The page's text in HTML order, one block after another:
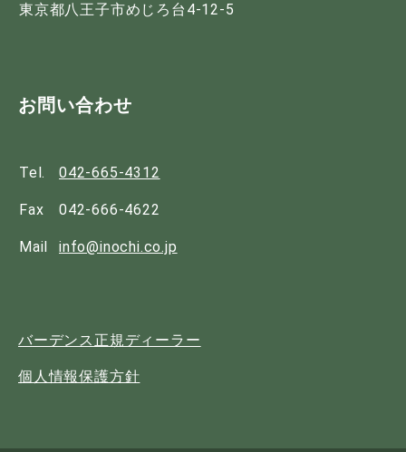
東京都八王子市めじろ台4-12-5
お問い合わせ
Tel. 042-665-4312
Fax 042-666-4622
Mail info@inochi.co.jp
バーデンス正規ディーラー
個人情報保護方針